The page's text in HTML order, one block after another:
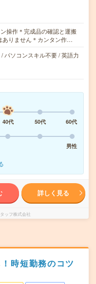
操作＊完成品の確認と運搬
ありません＊カンタン作…
パソコンスキル不要 / 英語力
40代 50代
60代
男性
詳しく見る
ッフ株式会社
時短勤務のコツ